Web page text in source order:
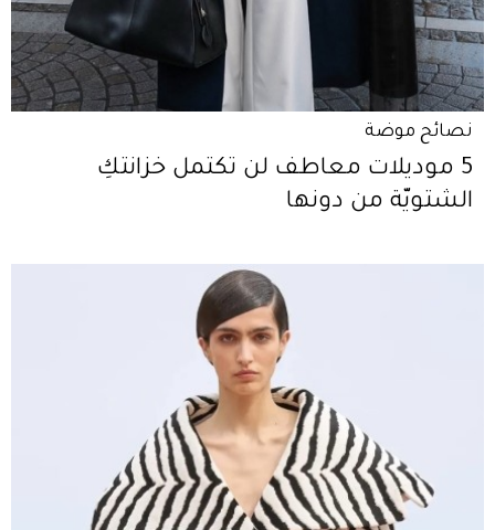
نصائح موضة
5 موديلات معاطف لن تكتمل خزانتكِ
الشتويّة من دونها